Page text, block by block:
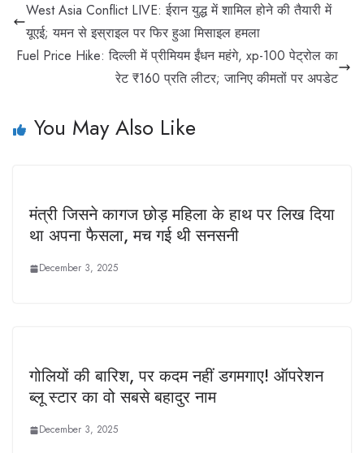
West Asia Conflict LIVE: ईरान युद्ध में शामिल होने की तैयारी में
यूएई; यमन से इस्राइल पर फिर हुआ मिसाइल हमला
Fuel Price Hike: दिल्ली में प्रीमियम ईंधन महंगे, xp-100 पेट्रोल का
रेट ₹160 प्रति लीटर; जानिए कीमतों पर अपडेट
You May Also Like
मंत्री जिसने कागज छोड़ महिला के हाथ पर लिख दिया
था अपना फैसला, मच गई थी सनसनी
December 3, 2025
गोलियों की बारिश, पर कदम नहीं डगमगाए! ऑपरेशन
ब्लू स्टार का वो सबसे बहादुर नाम
December 3, 2025